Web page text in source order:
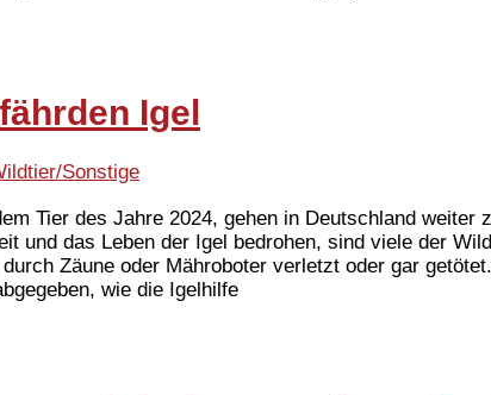
Igel
Sonstige
Tier des Jahre 2024, gehen in Deutschland weiter
und das Leben der Igel bedrohen, sind viele der
Zäune oder Mähroboter verletzt oder gar
wie die Igelhilfe